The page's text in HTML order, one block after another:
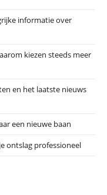
informatie over
kiezen steeds meer
en het laatste nieuws
een nieuwe baan
ontslag professioneel